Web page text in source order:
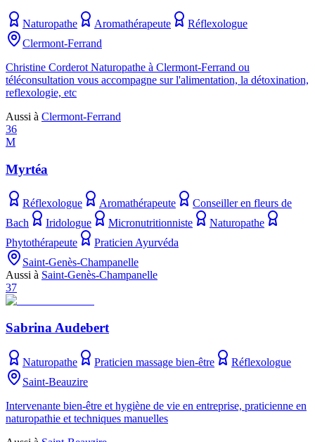
Naturopathe Aromathérapeute
Réflexologue
Clermont-Ferrand
Christine Corderot Naturopathe à Clermont-Ferrand ou
téléconsultation vous accompagne sur l'alimentation, la détoxination,
reflexologie, etc
Aussi à Clermont-Ferrand
36
M
Myrtéa
Réflexologue Aromathérapeute
Conseiller en fleurs de
Bach
Iridologue Micronutritionniste
Naturopathe
Phytothérapeute
Praticien Ayurvéda
Saint-Genès-Champanelle
Aussi à Saint-Genès-Champanelle
37
Sabrina Audebert
Naturopathe Praticien massage bien-être
Réflexologue
Saint-Beauzire
Intervenante bien-être et hygiène de vie en entreprise, praticienne en
naturopathie et techniques manuelles